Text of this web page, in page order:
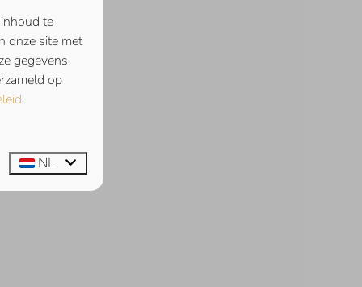
te
onze site met
gegevens
op
.
NL